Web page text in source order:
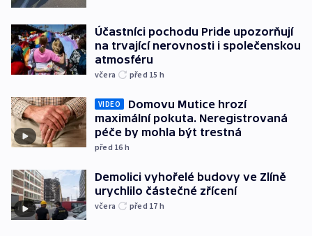
Účastníci pochodu Pride upozorňují
na trvající nerovnosti i společenskou
atmosféru
včera před 15 h
VIDEO
Domovu Mutice hrozí
maximální pokuta. Neregistrovaná
péče by mohla být trestná
před 16 h
Demolici vyhořelé budovy ve Zlíně
urychlilo částečné zřícení
včera před 17 h